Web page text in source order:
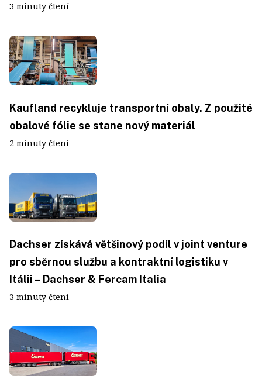
3 minuty čtení
Kaufland recykluje transportní obaly. Z použité
obalové fólie se stane nový materiál
2 minuty čtení
Dachser získává většinový podíl v joint venture
pro sběrnou službu a kontraktní logistiku v
Itálii – Dachser & Fercam Italia
3 minuty čtení